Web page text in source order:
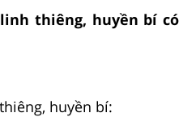
thiêng, huyền bí
huyền bí: